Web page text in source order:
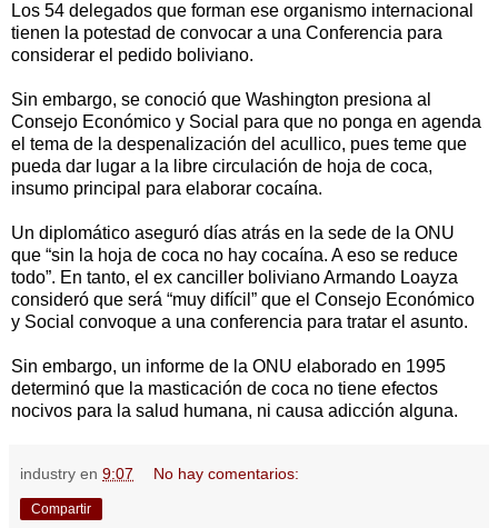
Los 54 delegados que forman ese organismo internacional
tienen la potestad de convocar a una Conferencia para
considerar el pedido boliviano.
Sin embargo, se conoció que Washington presiona al
Consejo Económico y Social para que no ponga en agenda
el tema de la despenalización del acullico, pues teme que
pueda dar lugar a la libre circulación de hoja de coca,
insumo principal para elaborar cocaína.
Un diplomático aseguró días atrás en la sede de la ONU
que “sin la hoja de coca no hay cocaína. A eso se reduce
todo”. En tanto, el ex canciller boliviano Armando Loayza
consideró que será “muy difícil” que el Consejo Económico
y Social convoque a una conferencia para tratar el asunto.
Sin embargo, un informe de la ONU elaborado en 1995
determinó que la masticación de coca no tiene efectos
nocivos para la salud humana, ni causa adicción alguna.
industry en 9:07 No hay comentarios:
Compartir